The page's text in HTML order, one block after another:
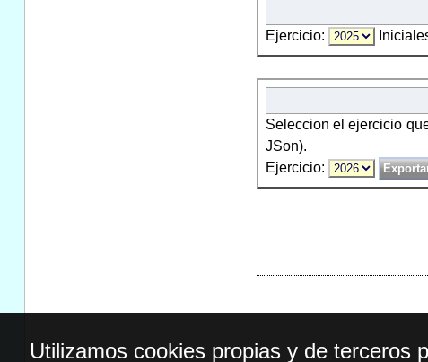
Ejercicio:
Seleccion el ejercicio
JSon).
Ejercicio:
Utilizamos cookies propias y de terceros